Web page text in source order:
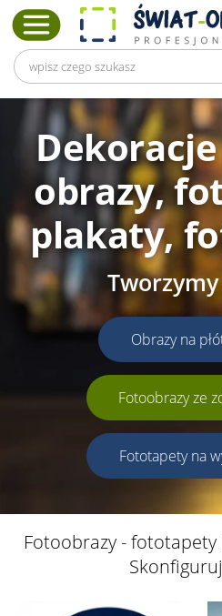
obrazy,
plakaty,
Obrazy na
Fotoobrazy ze
Fototapety na
Fotoobrazy -